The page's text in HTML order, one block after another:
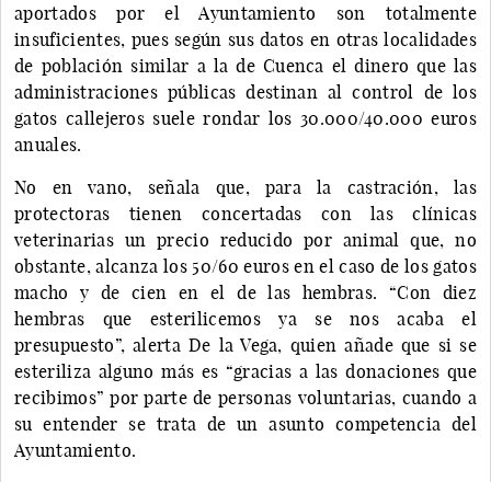
aportados por el Ayuntamiento son totalmente
insuficientes, pues según sus datos en otras localidades
de población similar a la de Cuenca el dinero que las
administraciones públicas destinan al control de los
gatos callejeros suele rondar los 30.000/40.000 euros
anuales.
No en vano, señala que, para la castración, las
protectoras tienen concertadas con las clínicas
veterinarias un precio reducido por animal que, no
obstante, alcanza los 50/60 euros en el caso de los gatos
macho y de cien en el de las hembras. “Con diez
hembras que esterilicemos ya se nos acaba el
presupuesto”, alerta De la Vega, quien añade que si se
esteriliza alguno más es “gracias a las donaciones que
recibimos” por parte de personas voluntarias, cuando a
su entender se trata de un asunto competencia del
Ayuntamiento.